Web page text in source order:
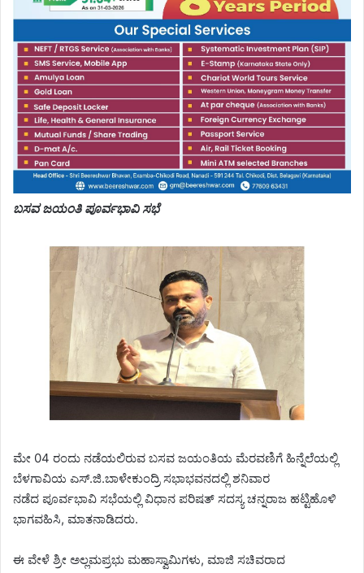
ಬಸವ ಜಯಂತಿ ಪೂರ್ವಭಾವಿ ಸಭೆ
ಮೇ 04 ರಂದು ನಡೆಯಲಿರುವ ಬಸವ ಜಯಂತಿಯ ಮೆರವಣಿಗೆ ಹಿನ್ನೆಲೆಯಲ್ಲಿ
ಬೆಳಗಾವಿಯ ಎಸ್.ಜಿ.ಬಾಳೇಕುಂದ್ರಿ ಸಭಾಭವನದಲ್ಲಿ ಶನಿವಾರ
ನಡೆದ ಪೂರ್ವಭಾವಿ ಸಭೆಯಲ್ಲಿ ವಿಧಾನ ಪರಿಷತ್ ಸದಸ್ಯ ಚನ್ನರಾಜ ಹಟ್ಟಿಹೊಳಿ
ಭಾಗವಹಿಸಿ, ಮಾತನಾಡಿದರು.
ಈ ವೇಳೆ ಶ್ರೀ ಅಲ್ಲಮಪ್ರಭು ಮಹಾಸ್ವಾಮಿಗಳು,‌ ಮಾಜಿ ಸಚಿವರಾದ